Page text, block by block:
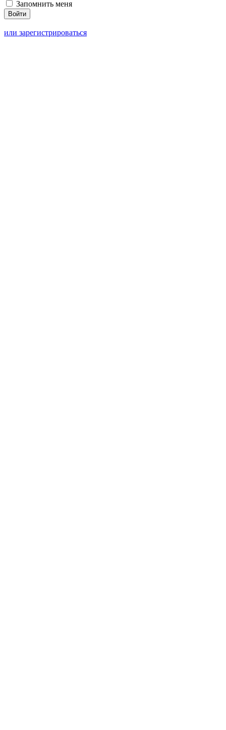
Запомнить меня
или зарегистрироваться